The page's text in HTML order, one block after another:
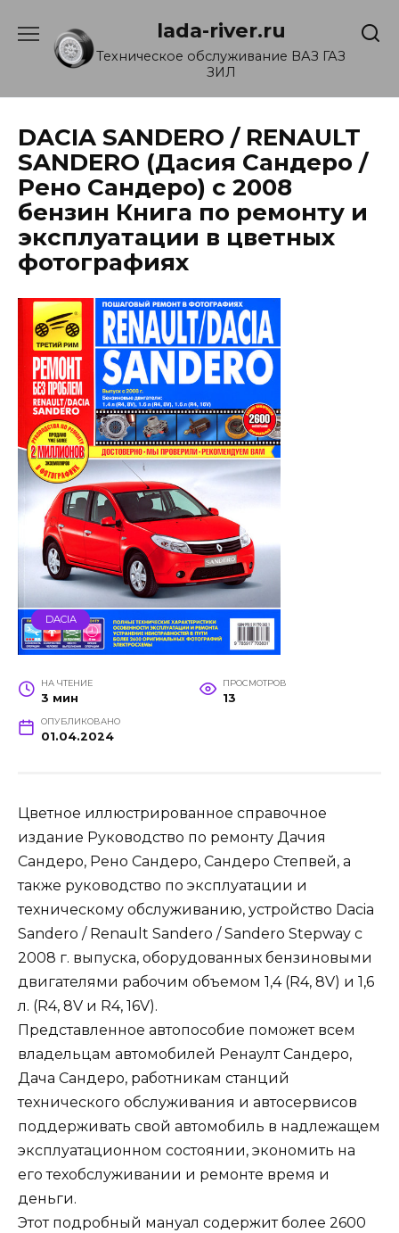
содержанию
lada-river.ru
Техническое обслуживание ВАЗ ГАЗ
ЗИЛ
DACIA SANDERO / RENAULT
SANDERO (Дасия Сандеро /
Рено Сандеро) с 2008
бензин Книга по ремонту и
эксплуатации в цветных
фотографиях
DACIA
НА ЧТЕНИЕ
3 мин
ПРОСМОТРОВ
13
ОПУБЛИКОВАНО
01.04.2024
Цветное иллюстрированное справочное
издание Руководство по ремонту Дачия
Сандеро, Рено Сандеро, Сандеро Степвей, а
также руководство по эксплуатации и
техническому обслуживанию, устройство Dacia
Sandero / Renault Sandero / Sandero Stepway с
2008 г. выпуска, оборудованных бензиновыми
двигателями рабочим объемом 1,4 (R4, 8V) и 1,6
л. (R4, 8V и R4, 16V).
Представленное автопособие поможет всем
владельцам автомобилей Ренаулт Сандеро,
Дача Сандеро, работникам станций
технического обслуживания и автосервисов
поддерживать свой автомобиль в надлежащем
эксплуатационном состоянии, экономить на
его техобслуживании и ремонте время и
деньги.
Этот подробный мануал содержит более 2600